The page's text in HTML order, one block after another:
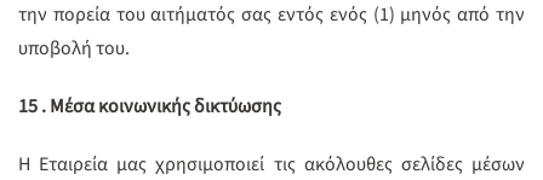
την πορεία του αιτήματός σας εντός ενός (1) μηνός από την
υποβολή του.
15 .Μέσα κοινωνικής δικτύωσης
Η Εταιρεία μας χρησιμοποιεί τις ακόλουθες σελίδες μέσων